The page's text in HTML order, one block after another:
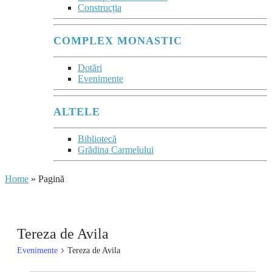
Construcția
COMPLEX MONASTIC
Dotări
Evenimente
ALTELE
Bibliotecă
Grădina Carmelului
Home » Pagină
Tereza de Avila
Evenimente Tereza de Avila